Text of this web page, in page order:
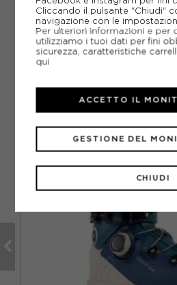
Cliccando il pulsante "Chiudi"
navigazione con le
Per ulteriori informazioni e per
utilizziamo i tuoi dati per fini
sicurezza, caratteristiche
qui
CHIUDI
GESTIONE DEL
ACCETTO IL